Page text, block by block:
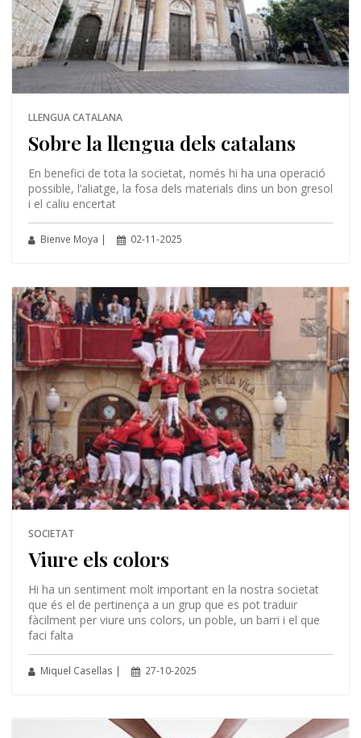
LLENGUA CATALANA
Sobre la llengua dels catalans
En benefici de tota la societat, només hi ha una operació
possible, l’aliatge, la fosa dels materials dins un bon gresol
i el caliu encertat
Bienve Moya | 02-11-2025
SOCIETAT
Viure els colors
Hi ha un sentiment molt important en la nostra societat
que és el de pertinença a un grup que es pot traduir
fàcilment per viure uns colors, un poble, un barri i el que
faci falta
Miquel Casellas | 27-10-2025